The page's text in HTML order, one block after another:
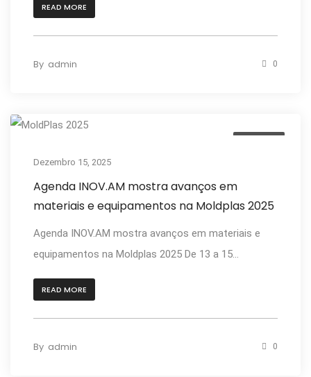
READ MORE
By admin 0
Dezembro 15, 2025
Agenda INOV.AM mostra avanços em
materiais e equipamentos na Moldplas 2025
Agenda INOV.AM mostra avanços em materiais e
equipamentos na Moldplas 2025 De 13 a 15...
READ MORE
By admin 0